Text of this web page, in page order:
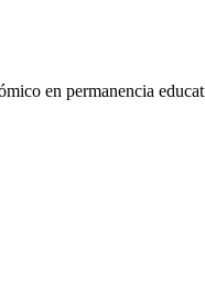
en permanencia